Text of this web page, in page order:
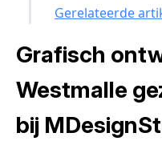
Gerelateerde
Grafisch
Westmalle
bij